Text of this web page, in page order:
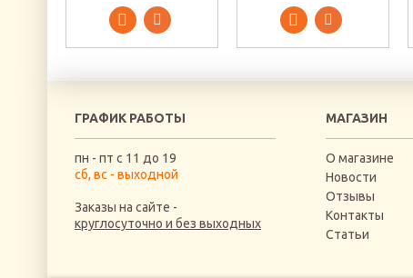
ГРАФИК РАБОТЫ
пн - пт с 11 до 19
сб, вс - выходной
Заказы на сайте -
круглосуточно и без выходных
МАГАЗИН
О магазине
Новости
Отзывы
Контакты
Статьи